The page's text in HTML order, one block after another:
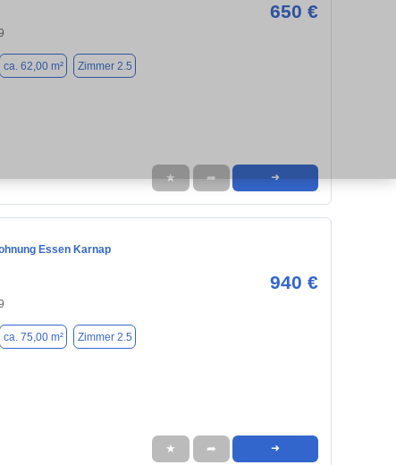
650 €
ca. 62,00 m² Zimmer 2.5
★ ➦ ➜
Essen Karnap
940 €
ca. 75,00 m² Zimmer 2.5
★ ➦ ➜